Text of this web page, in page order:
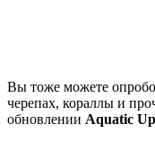
Вы тоже можете
черепах, кораллы и
обновлении Aquatic